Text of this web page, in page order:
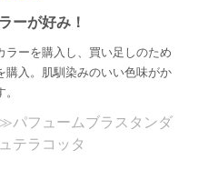
ーが好み！
ラーを購入し、買い足しのため
購入。肌馴染みのいい色味がか
パフュームブラスタンダ
テラコッタ